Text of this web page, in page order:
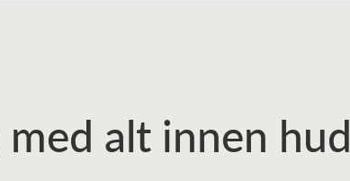
med alt innen hud